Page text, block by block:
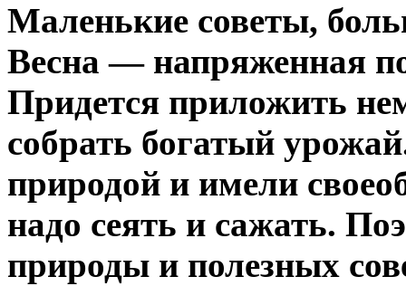
Маленькие советы,
Весна — напряженная
Придется приложить
собрать богатый
природой и имели
надо сеять и сажать.
природы и полезных